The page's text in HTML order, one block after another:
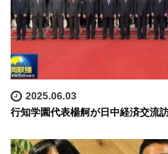
2025.06.03
行知学園代表楊舸が日中経済交流